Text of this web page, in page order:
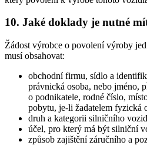
10. Jaké doklady je nutné
Žádost výrobce o povolení výroby
musí obsahovat:
obchodní firmu, sídlo a
právnická osoba, nebo jméno,
o podnikatele, rodné číslo,
pobytu, je-li žadatelem fyzická
druh a kategorii silničního
účel, pro který má být silniční
způsob zajištění záručního a